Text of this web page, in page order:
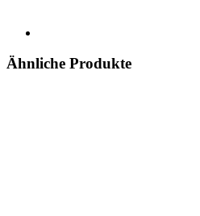
Ähnliche Produkte